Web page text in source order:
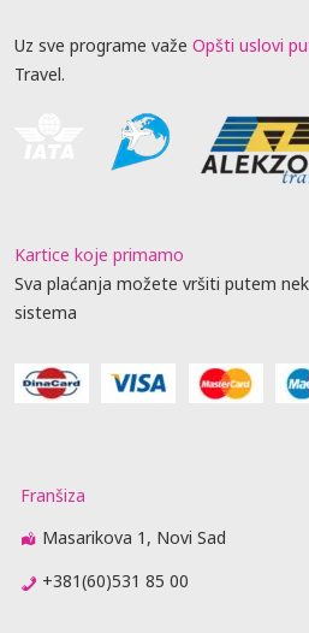
Uz sve programe važe Opšti uslovi
Travel.
Kartice koje primamo
Sva plaćanja možete vršiti putem
sistema
Franšiza
Masarikova 1, Novi Sad
+381(60)531 85 00